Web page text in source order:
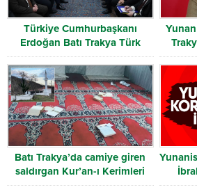
Türkiye Cumhurbaşkanı
Erdoğan Batı Trakya Türk
Heyetini kabul etti
Batı Trakya’da camiye giren
saldırgan Kur’an-ı Kerimleri
yırttı